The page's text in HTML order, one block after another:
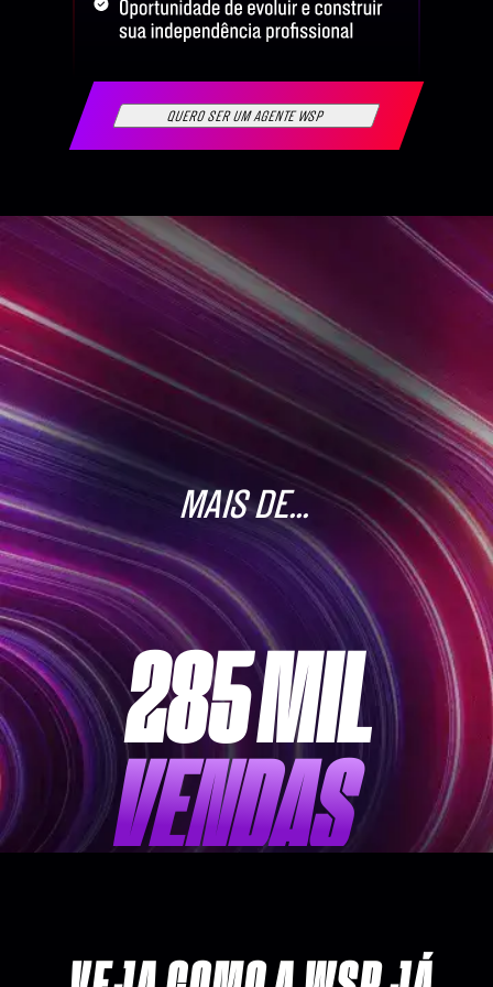
QUERO SER UM AGENTE WSP
MAIS DE...
285 MIL
VENDAS